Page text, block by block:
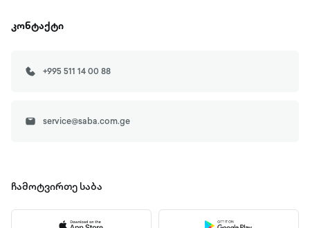
კონტაქტი
+995 511 14 00 88
service@saba.com.ge
ჩამოტვირთე საბა